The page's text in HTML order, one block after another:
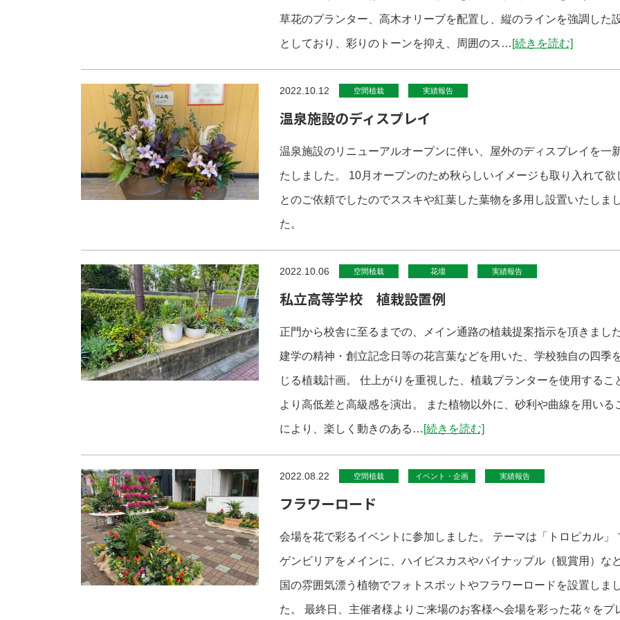
草花のプランター、高木オリーブを配置し、縦のラインを強調した
としており、彩りのトーンを抑え、周囲のス… [続きを読む]
2022.10.12 空間植栽 実績報告
温泉施設のディスプレイ
温泉施設のリニューアルオープンに伴い、屋外のディスプレイを一
たしました。 10月オープンのため秋らしいイメージも取り入れて欲
とのご依頼でしたのでススキや紅葉した葉物を多用し設置いたしま
た。
2022.10.06 空間植栽 花壇 実績報告
私立高等学校 植栽設置例
正門から校舎に至るまでの、メイン通路の植栽提案指示を頂きました
建学の精神・創立記念日等の花言葉などを用いた、学校独自の四季
じる植栽計画。 仕上がりを重視した、植栽プランターを使用するこ
より高低差と高級感を演出。 また植物以外に、砂利や曲線を用いる
により、楽しく動きのある… [続きを読む]
2022.08.22 空間植栽 イベント・企画 実績報告
フラワーロード
会場を花で彩るイベントに参加しました。 テーマは「トロピカル」
ゲンビリアをメインに、ハイビスカスやパイナップル（観賞用）な
国の雰囲気漂う植物でフォトスポットやフラワーロードを設置しま
た。 最終日、主催者様よりご来場のお客様へ会場を彩った花々をプ